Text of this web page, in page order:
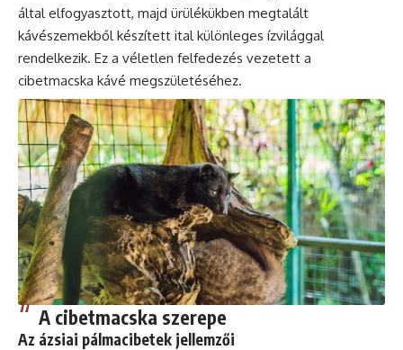
által elfogyasztott, majd ürülékükben megtalált
kávészemekből készített ital különleges ízvilággal
rendelkezik. Ez a véletlen felfedezés vezetett a
cibetmacska kávé megszületéséhez.
A cibetmacska szerepe
Az ázsiai pálmacibetek jellemzői